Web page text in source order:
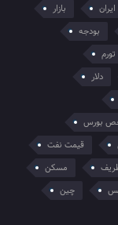
ایران
بازار
بودجه
تورم
دلار
بورس
قیمت نفت
مسکن
چین